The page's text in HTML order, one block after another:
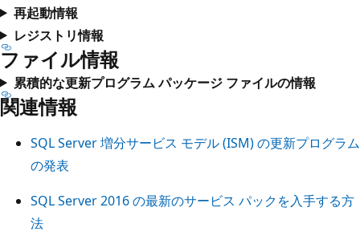
再起動情報
レジストリ情報
ファイル情報
累積的な更新プログラム パッケージ ファイルの情報
関連情報
SQL Server 増分サービス モデル (ISM) の更新プログラム
の発表
SQL Server 2016 の最新のサービス パックを入手する方
法